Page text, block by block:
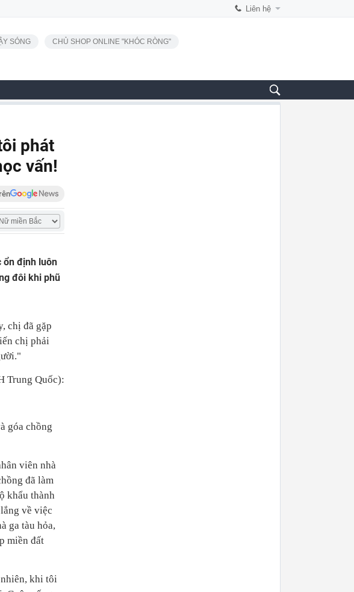
Liên hệ
SÓNG CHỦ SHOP ONLINE "KHÓC RÒNG"
phát
vấn!
ổn định luôn
đôi khi phũ
chị đã gặp
chị phải
Trung Quốc):
góa chồng
viên nhà
đã làm
khẩu thành
về việc
ga tàu hỏa,
miền đất
nhiên, khi tôi